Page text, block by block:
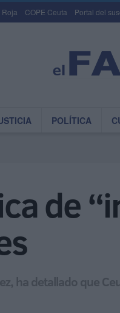
Roja COPE Ceuta Portal del
POLÍTICA
de
ha detallado que